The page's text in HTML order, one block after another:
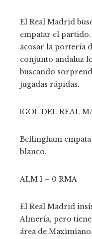
El Real Madrid
empatar el
acosar la portería
conjunto andaluz
buscando
jugadas rápidas.
¡GOL DEL REAL
Bellingham
blanco.
ALM 1 – 0 RMA
El Real Madrid
Almería, pero
área de